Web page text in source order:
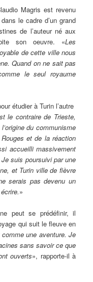
Magris est revenu
le cadre d’un grand
de l’auteur né aux
son oeuvre. «Les
de cette ville nous
Quand on ne sait pas
le seul royaume
étudier à Turin l’autre
le contraire de Trieste,
du communisme
et de la réaction
accueilli massivement
suis poursuivi par une
et Turin ville de fièvre
serais pas devenu un
»
peut se prédéfinir, il
qui suit le fleuve en
comme une aventure. Je
sans savoir ce que
ouverts», rapporte-il à